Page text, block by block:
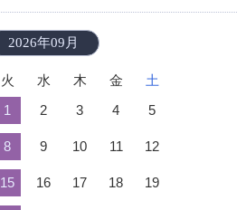
2026年09月
火 水 木 金
土
1
2 3 4 5
8 9 10 11 12
15 16 17 18 19